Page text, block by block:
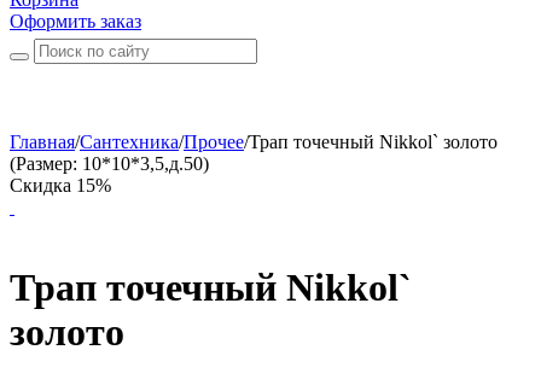
Оформить заказ
Главная/Сантехника/Прочее/Трап точечный Nikkol` золото
(Размер: 10*10*3,5,д.50)
Скидка 15%
Трап точечный Nikkol`
золото